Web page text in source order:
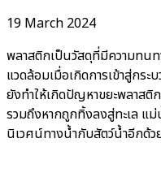
19 March 2024
พลาสติกเป็นวัสดุที่มีความทน
แวดล้อมเมื่อเกิดการเข้าสู่กร
ยังทำให้เกิดปัญหาขยะพลาสติ
รวมถึงหากถูกทิ้งลงสู่ทะเล แ
นิเวศน์ทางน้ำกับสัตว์น้ำอีกด้ว